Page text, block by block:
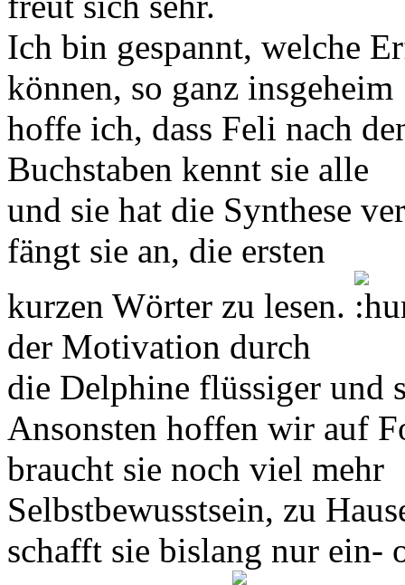
Ich bin gespannt, welche
können, so ganz insgeheim
hoffe ich, dass Feli nach
Buchstaben kennt sie alle
und sie hat die Synthese
fängt sie an, die ersten
kurzen Wörter zu lesen.
der Motivation durch
die Delphine flüssiger und
Ansonsten hoffen wir auf
braucht sie noch viel mehr
Selbstbewusstsein, zu
schafft sie bislang nur ein-